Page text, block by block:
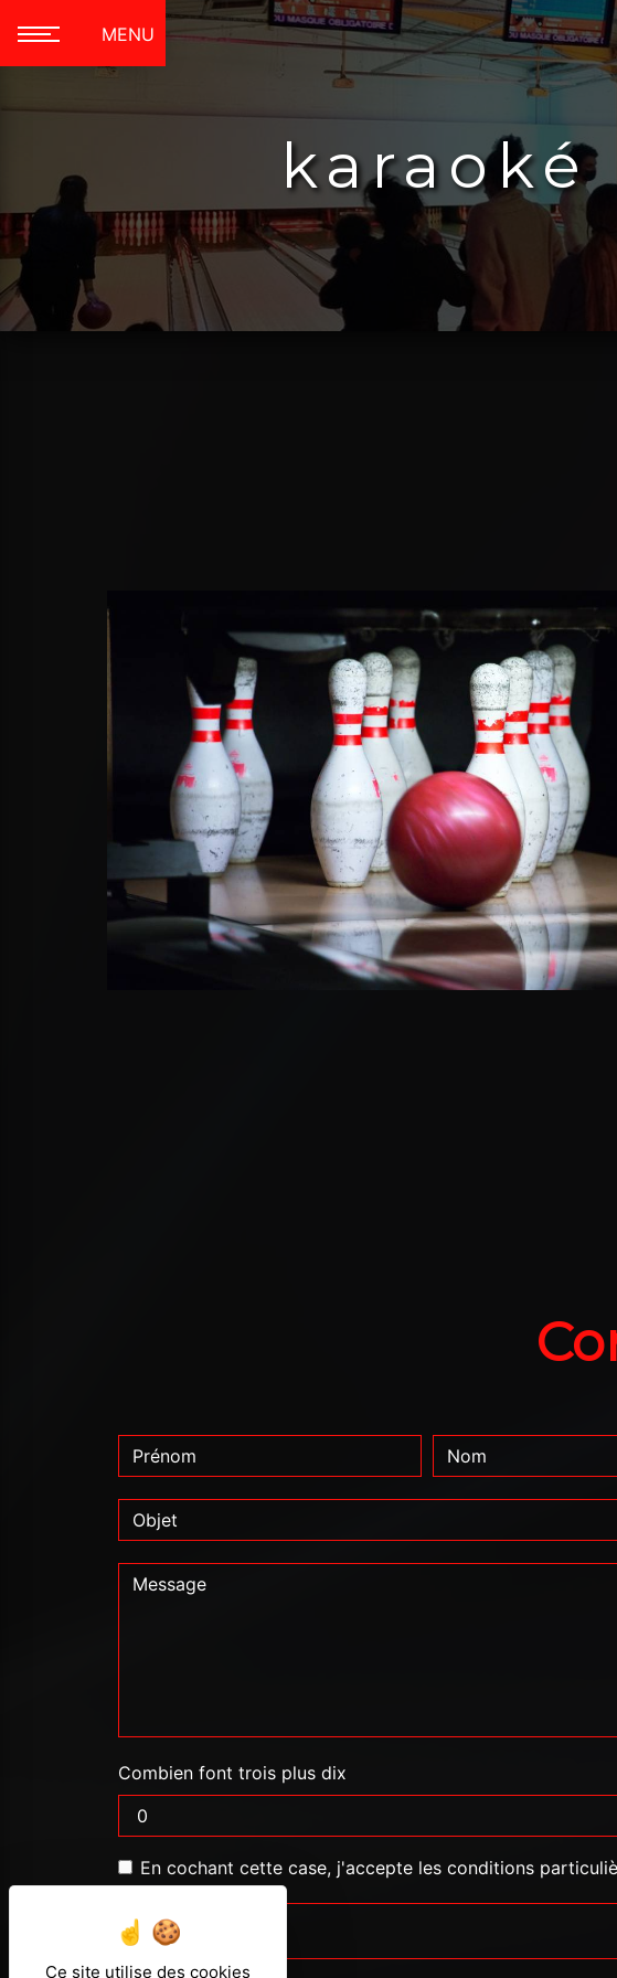
MENU
karaoké
Combien font trois plus dix
En cochant cette case, j'accepte les conditions
Panneau de gestion des cookies
Ce site utilise des cookies